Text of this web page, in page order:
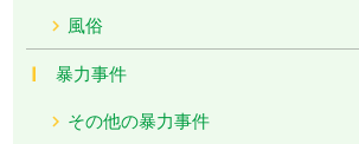
風俗
暴力事件
その他の暴力事件